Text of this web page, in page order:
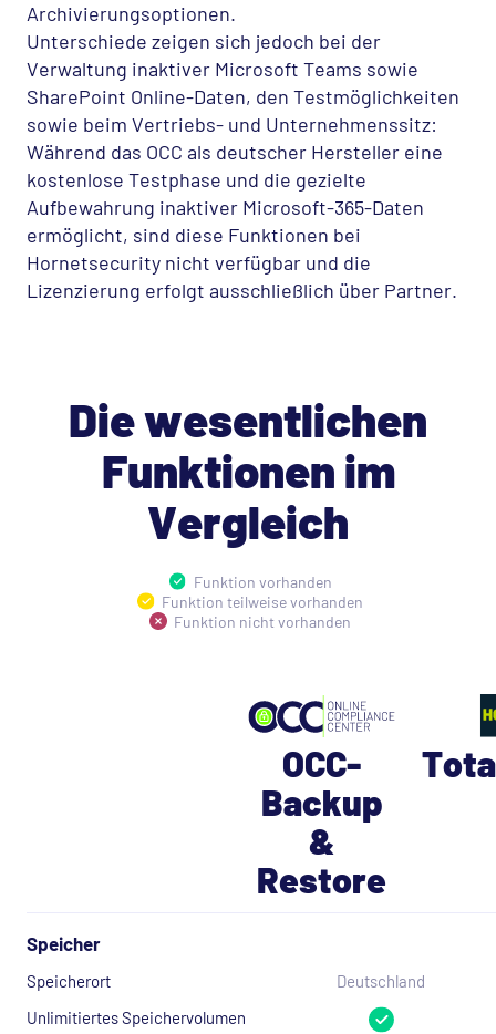
Archivierungsoptionen.
Unterschiede zeigen sich jedoch bei der
Verwaltung inaktiver Microsoft Teams sowie
SharePoint Online-Daten, den Testmöglichkeiten
sowie beim Vertriebs- und Unternehmenssitz:
Während das OCC als deutscher Hersteller eine
kostenlose Testphase und die gezielte
Aufbewahrung inaktiver Microsoft-365-Daten
ermöglicht, sind diese Funktionen bei
Hornetsecurity nicht verfügbar und die
Lizenzierung erfolgt ausschließlich über Partner.
Die wesentlichen
Funktionen im
Vergleich
Funktion vorhanden
Funktion teilweise vorhanden
Funktion nicht vorhanden
OCC-
Backup
&
Restore
Speicher
Speicherort
Deutschland
Unlimitiertes Speichervolumen